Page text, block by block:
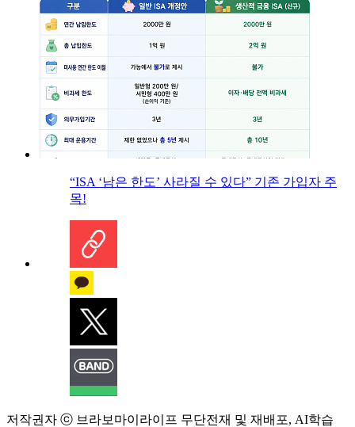
“ISA ‘남은 한도’ 사라질 수 있다” 기존 가입자 주
목!
저작권자 ⓒ 브라보마이라이프 무단전재 및 재배포, AI학습